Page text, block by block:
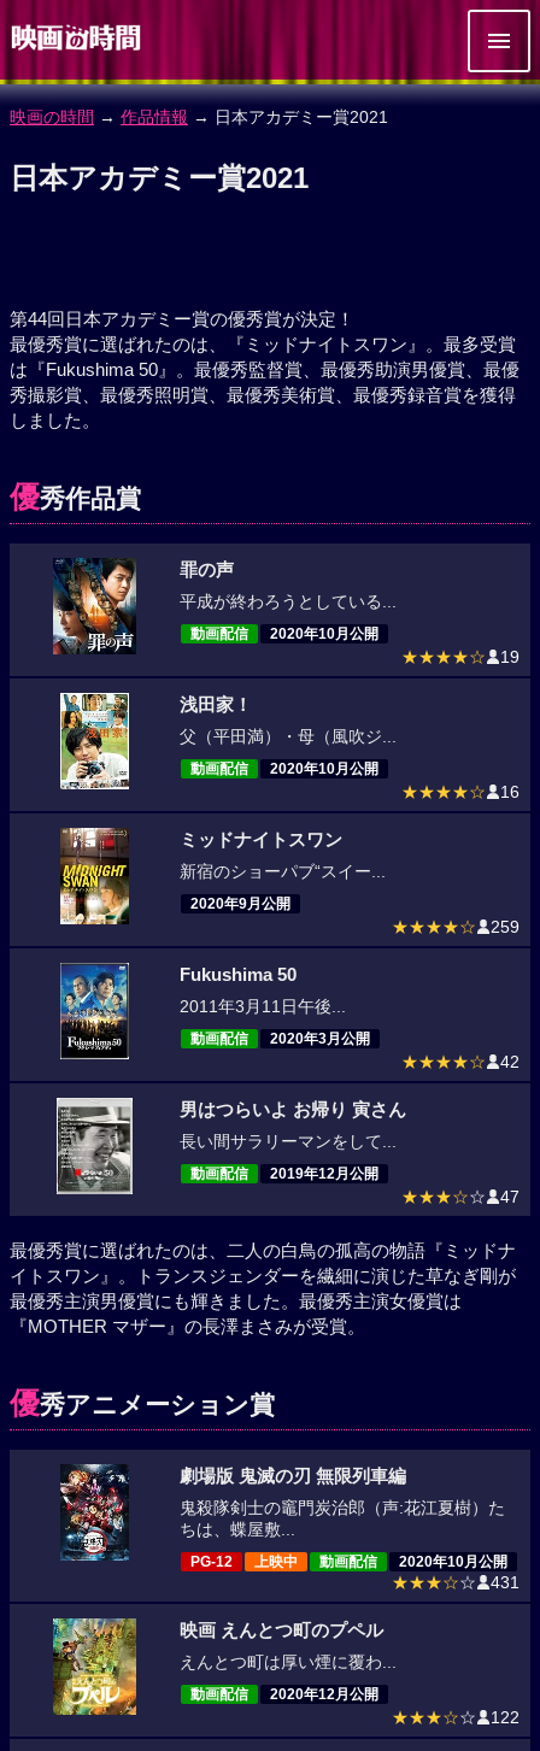
映画の時間 → 作品情報 → 日本アカデミー賞2021
日本アカデミー賞2021
第44回日本アカデミー賞の優秀賞が決定！
最優秀賞に選ばれたのは、『ミッドナイトスワン』。最多受賞
は『Fukushima 50』。最優秀監督賞、最優秀助演男優賞、最優
秀撮影賞、最優秀照明賞、最優秀美術賞、最優秀録音賞を獲得
しました。
優秀作品賞
罪の声
平成が終わろうとしている...
動画配信 2020年10月公開
★★★★☆ 19
浅田家！
父（平田満）・母（風吹ジ...
動画配信 2020年10月公開
★★★★☆ 16
ミッドナイトスワン
新宿のショーパブ“スイー...
2020年9月公開
★★★★☆ 259
Fukushima 50
2011年3月11日午後...
動画配信 2020年3月公開
★★★★☆ 42
男はつらいよ お帰り 寅さん
長い間サラリーマンをして...
動画配信 2019年12月公開
★★★☆☆ 47
最優秀賞に選ばれたのは、二人の白鳥の孤高の物語『ミッドナ
イトスワン』。トランスジェンダーを繊細に演じた草なぎ剛が
最優秀主演男優賞にも輝きました。最優秀主演女優賞は
『MOTHER マザー』の長澤まさみが受賞。
優秀アニメーション賞
劇場版 鬼滅の刃 無限列車編
鬼殺隊剣士の竈門炭治郎（声:花江夏樹）た
ちは、蝶屋敷...
PG-12 上映中 動画配信 2020年10月公開
★★★☆☆ 431
映画 えんとつ町のプペル
えんとつ町は厚い煙に覆わ...
動画配信 2020年12月公開
★★★☆☆ 122